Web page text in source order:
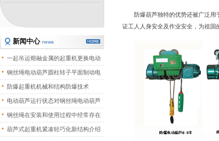
防爆葫芦独特的优势还被广泛
证工人人身安全及作业安全，为祖
新闻中心 news
一起吊运熔融金属的起重机更换电动
葫 钢丝绳电动葫芦圆柱转子平面制动电
机
防爆起重机机械和结构防爆技术
电动葫芦运行状态对钢丝绳电动葫芦
振 钢丝绳在安装和使用过程中经常存在
的 葫芦式起重机紧凑轻巧化新结构介绍